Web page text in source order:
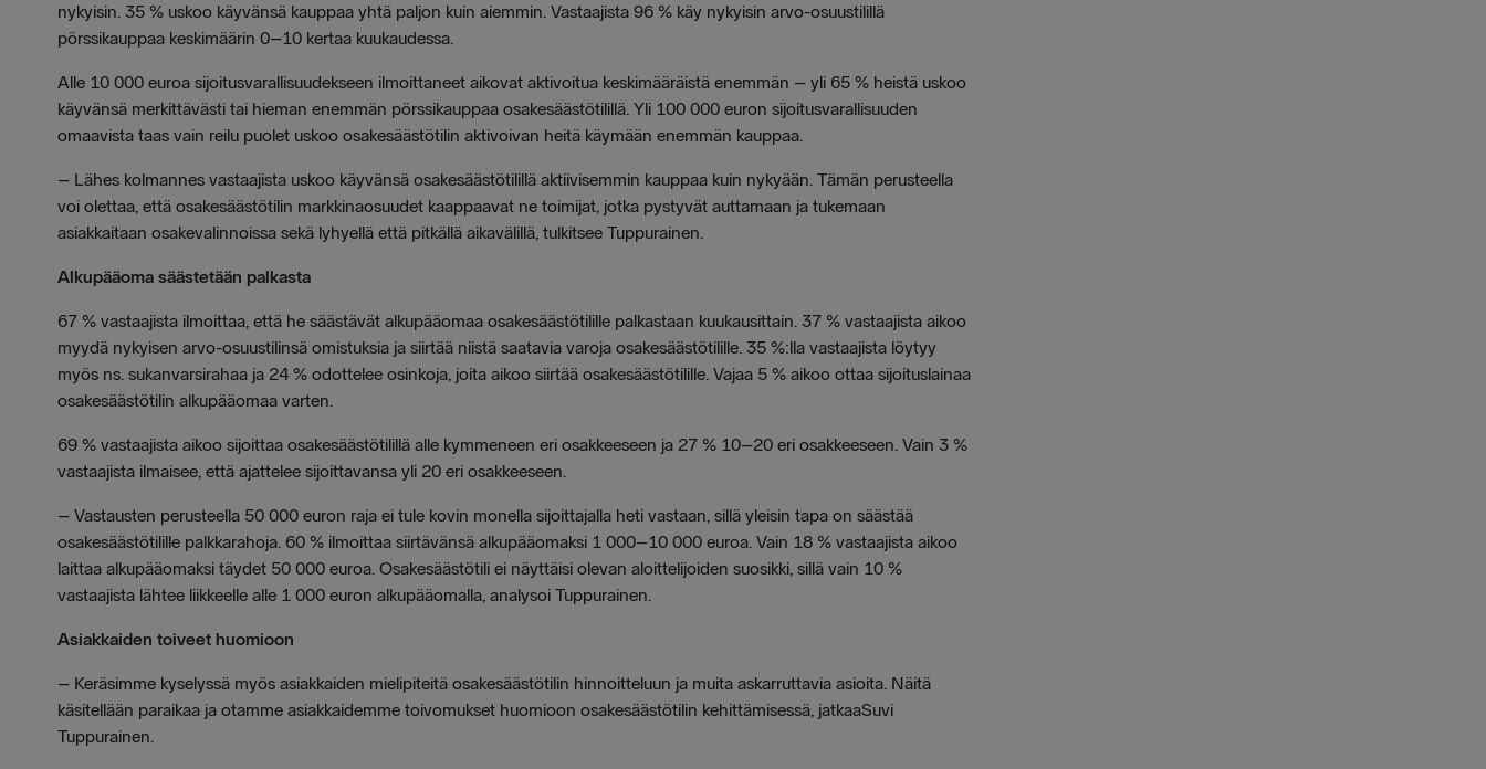
nykyisin. 35 % uskoo käyvänsä kauppaa yhtä paljon kuin aiemmin. Vastaajista 96 % käy nykyisin arvo-osuustilillä
pörssikauppaa keskimäärin 0–10 kertaa kuukaudessa.
Alle 10 000 euroa sijoitusvarallisuudekseen ilmoittaneet aikovat aktivoitua keskimääräistä enemmän – yli 65 % heistä uskoo
käyvänsä merkittävästi tai hieman enemmän pörssikauppaa osakesäästötilillä. Yli 100 000 euron sijoitusvarallisuuden
omaavista taas vain reilu puolet uskoo osakesäästötilin aktivoivan heitä käymään enemmän kauppaa.
– Lähes kolmannes vastaajista uskoo käyvänsä osakesäästötilillä aktiivisemmin kauppaa kuin nykyään. Tämän perusteella
voi olettaa, että osakesäästötilin markkinaosuudet kaappaavat ne toimijat, jotka pystyvät auttamaan ja tukemaan
asiakkaitaan osakevalinnoissa sekä lyhyellä että pitkällä aikavälillä, tulkitsee Tuppurainen.
Alkupääoma säästetään palkasta
67 % vastaajista ilmoittaa, että he säästävät alkupääomaa osakesäästötilille palkastaan kuukausittain. 37 % vastaajista aikoo
myydä nykyisen arvo-osuustilinsä omistuksia ja siirtää niistä saatavia varoja osakesäästötilille. 35 %:lla vastaajista löytyy
myös ns. sukanvarsirahaa ja 24 % odottelee osinkoja, joita aikoo siirtää osakesäästötilille. Vajaa 5 % aikoo ottaa sijoituslainaa
osakesäästötilin alkupääomaa varten.
69 % vastaajista aikoo sijoittaa osakesäästötilillä alle kymmeneen eri osakkeeseen ja 27 % 10–20 eri osakkeeseen. Vain 3 %
vastaajista ilmaisee, että ajattelee sijoittavansa yli 20 eri osakkeeseen.
– Vastausten perusteella 50 000 euron raja ei tule kovin monella sijoittajalla heti vastaan, sillä yleisin tapa on säästää
osakesäästötilille palkkarahoja. 60 % ilmoittaa siirtävänsä alkupääomaksi 1 000–10 000 euroa. Vain 18 % vastaajista aikoo
laittaa alkupääomaksi täydet 50 000 euroa. Osakesäästötili ei näyttäisi olevan aloittelijoiden suosikki, sillä vain 10 %
vastaajista lähtee liikkeelle alle 1 000 euron alkupääomalla, analysoi Tuppurainen.
Asiakkaiden toiveet huomioon
– Keräsimme kyselyssä myös asiakkaiden mielipiteitä osakesäästötilin hinnoitteluun ja muita askarruttavia asioita. Näitä
käsitellään paraikaa ja otamme asiakkaidemme toivomukset huomioon osakesäästötilin kehittämisessä, jatkaaSuvi
Tuppurainen.